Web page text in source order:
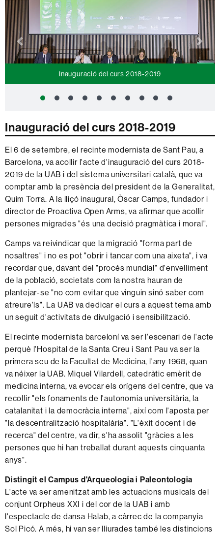
Inauguració del curs 2018-2019
Inauguració del curs 2018-2019
El 6 de setembre, el recinte modernista de Sant Pau, a
Barcelona, va acollir l'acte d'inauguració del curs 2018-
2019 de la UAB i del sistema universitari català, que va
comptar amb la presència del president de la Generalitat,
Quim Torra. A la lliçó inaugural, Òscar Camps, fundador i
director de Proactiva Open Arms, va afirmar que acollir
persones migrades "és una decisió pragmàtica i moral".
Camps va reivindicar que la migració "forma part de
nosaltres" i no es pot "obrir i tancar com una aixeta", i va
recordar que, davant del "procés mundial" d'envelliment
de la població, societats com la nostra hauran de
plantejar-se "no com evitar que vinguin sinó saber com
atreure'ls". La UAB va dedicar el curs a aquest tema amb
un seguit d'activitats de divulgació i sensibilització.
El recinte modernista barceloní va ser l'escenari de l'acte
perquè l'Hospital de la Santa Creu i Sant Pau va ser la
primera seu de la Facultat de Medicina, l'any 1968, quan
va néixer la UAB. Miquel Vilardell, catedràtic emèrit de
medicina interna, va evocar els orígens del centre, que va
recollir "els fonaments de l'autonomia universitària, la
catalanitat i la democràcia interna", així com l'aposta per
"la descentralització hospitalària". "L'èxit docent i de
recerca" del centre, va dir, s'ha assolit "gràcies a les
persones que hi han treballat durant aquests cinquanta
anys".
Distingit el Campus d'Arqueologia i Paleontologia
L'acte va ser amenitzat amb les actuacions musicals del
conjunt Orpheus XXI i del cor de la UAB i amb
l'espectacle de dansa Halab, a càrrec de la companyia
Sol Picó. A més, hi van ser lliurades també les distincions